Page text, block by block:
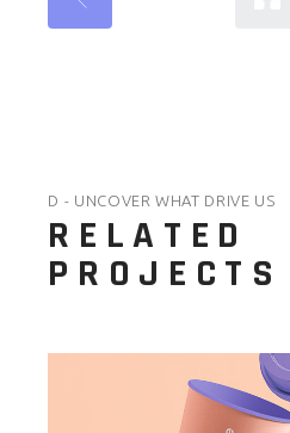
D - UNCOVER WHAT DRIVE US
RELATED
PROJECTS